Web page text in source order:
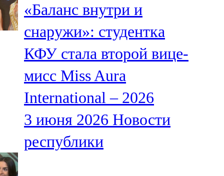
104,7 FM
Олы Әтнә
71,42 FM
Сарман
107,8 FM
Теләче
106,1 FM
«Баланс внутри и
снаружи»: студентка
КФУ стала второй вице-
мисс Miss Aura
International – 2026
3 июня 2026 Новости
республики